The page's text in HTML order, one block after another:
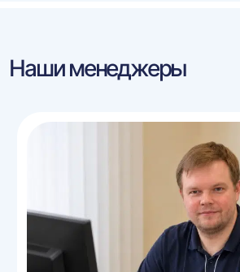
Наши менеджеры